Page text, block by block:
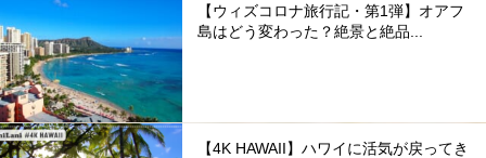
【ウィズコロナ旅行記・第1弾】オアフ
島はどう変わった？絶景と絶品...
【4K HAWAII】ハワイに活気が戻ってき